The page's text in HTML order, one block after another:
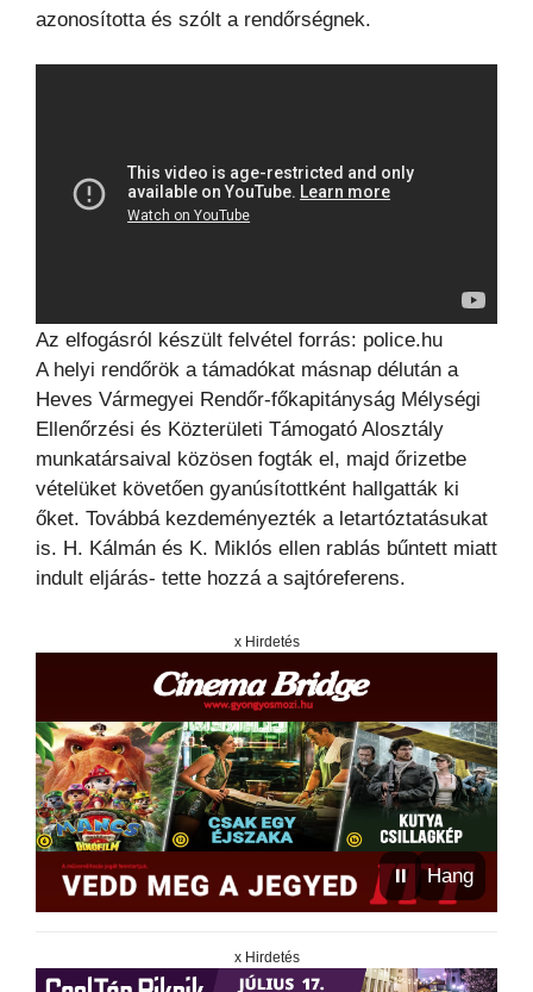
azonosította és szólt a rendőrségnek.
Az elfogásról készült felvétel forrás: police.hu
A helyi rendőrök a támadókat másnap délután a
Heves Vármegyei Rendőr-főkapitányság Mélységi
Ellenőrzési és Közterületi Támogató Alosztály
munkatársaival közösen fogták el, majd őrizetbe
vételüket követően gyanúsítottként hallgatták ki
őket. Továbbá kezdeményezték a letartóztatásukat
is. H. Kálmán és K. Miklós ellen rablás bűntett miatt
indult eljárás- tette hozzá a sajtóreferens.
x Hirdetés
⏸ Hang
x Hirdetés